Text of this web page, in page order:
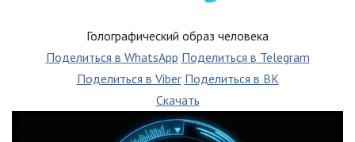
Голографический образ человека
Поделиться в WhatsApp Поделиться в Telegram
Поделиться в Viber Поделиться в ВК
Скачать